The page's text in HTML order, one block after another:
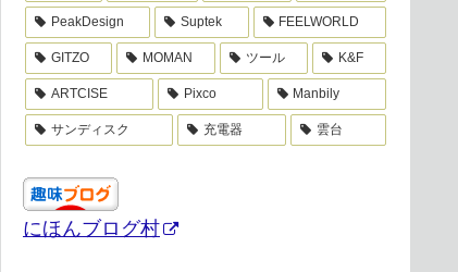
PeakDesign Suptek FEELWORLD
GITZO MOMAN ツール K&F
ARTCISE Pixco Manbily
サンディスク 充電器 雲台
にほんブログ村